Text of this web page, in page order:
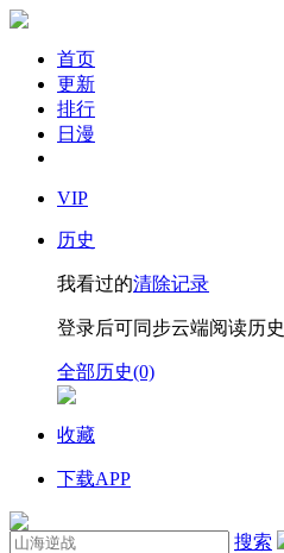
首页
更新
排行
日漫
VIP
历史
我看过的清除记录
登录后可同步云端阅读历史
全部历史(0)
收藏
下载APP
搜索